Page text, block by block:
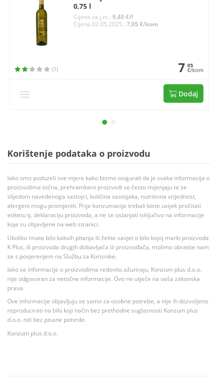
0,75 l
Cijena za j.m.:9,40 €/l
Cijena 02.05.2025.:7,05 €/kom
(1) 7 05
€/kom
Dodaj
Korištenje podataka o proizvodu
Iako smo poduzeli sve mjere kako bismo osigurali da je svaka informacija o
proizvodima točna, prehrambeni proizvodi se često mijenjaju te se
slijedom navedenoga sastojci, količina sastojaka, nutritivna vrijednost,
alergeni mogu promjeniti. Prije konzumacije trebali biste uvijek pročitati
etiketu tj. deklaraciju proizvoda, a ne se oslanjati isključivo na informacije
koje su objavljene na web stranici.
Ukoliko imate bilo kakvih pitanja ili želite savjet o bilo kojoj marki proizvoda
K Plus, ili proizvoda drugih dobavljača ili proizvođača, molimo obratite nam
se s povjerenjem na Službu za Korisnike.
Iako se informacije o proizvodima redovito ažuriraju, Konzum plus d.o.o.
nije odgovoran za netočne informacije. Ovo ne utječe na vaša zakonska
prava.
Ove informacije objavljuju se samo za osobne potrebe, a nije ih dozvoljeno
reproducirati na bilo koji način bez prethodne suglasnosti Konzum plus
d.o.o. niti bez pisane potvrde.
Konzum plus d.o.o.